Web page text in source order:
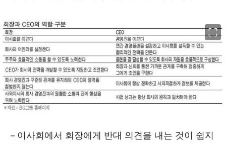
－이사회에서 회장에게 반대 의견을 내는 것이 쉽지